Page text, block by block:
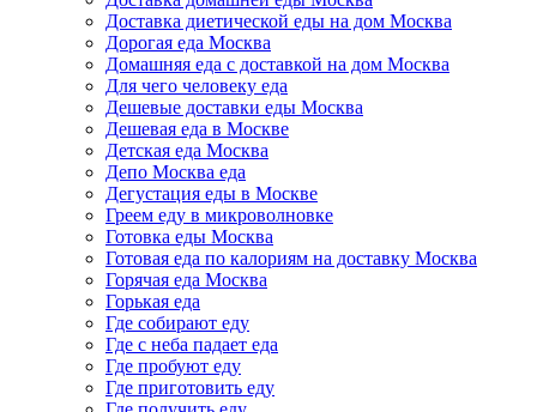
Доставка диетической еды на дом Москва
Дорогая еда Москва
Домашняя еда с доставкой на дом Москва
Для чего человеку еда
Дешевые доставки еды Москва
Дешевая еда в Москве
Детская еда Москва
Депо Москва еда
Дегустация еды в Москве
Греем еду в микроволновке
Готовка еды Москва
Готовая еда по калориям на доставку Москва
Горячая еда Москва
Горькая еда
Где собирают еду
Где с неба падает еда
Где пробуют еду
Где приготовить еду